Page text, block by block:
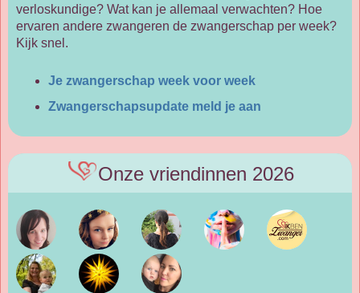
verloskundige? Wat kan je allemaal verwachten? Hoe
ervaren andere zwangeren de zwangerschap per week?
Kijk snel.
Je zwangerschap week voor week
Zwangerschapsupdate meld je aan
Onze vriendinnen 2026